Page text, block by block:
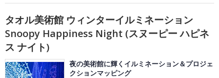
タオル美術館 ウィンターイルミネーション
Snoopy Happiness Night (スヌーピー ハピネ
ス ナイト)
夜の美術館に輝くイルミネーション＆プロジェ
クションマッピング